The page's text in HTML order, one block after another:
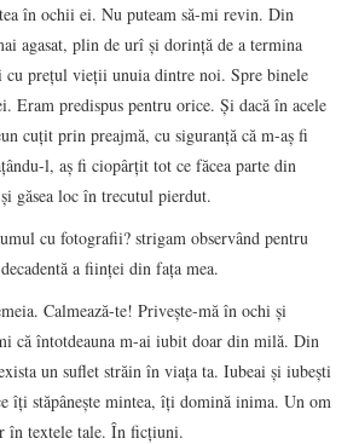
în ochii ei. Nu puteam să-mi revin. Din
agasat, plin de urî şi dorinţă de a termina
cu preţul vieţii unuia dintre noi. Spre binele
Eram predispus pentru orice. Şi dacă în acele
cuţit prin preajmă, cu siguranţă că m-aş fi
l, aş fi ciopârţit tot ce făcea parte din
găsea loc în trecutul pierdut.
cu fotografii? strigam observând pentru
a fiinţei din faţa mea.
Calmează-te! Priveşte-mă în ochi şi
că întotdeauna m-ai iubit doar din milă. Din
un suflet străin în viaţa ta. Iubeai şi iubeşti
îţi stăpâneşte mintea, îţi domină inima. Un om
în textele tale. În ficţiuni.